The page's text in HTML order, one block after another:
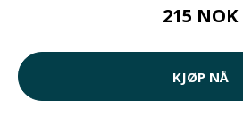
215 NOK
KJØP NÅ